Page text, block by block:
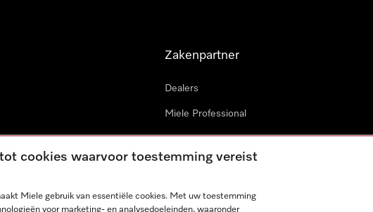
Zakenpartner
Dealers
Miele Professional
Miele in projecten
Miele Marine
cookies waarvoor toestemming vereist
Miele gebruik van essentiële cookies. Met uw toestemming
voor marketing- en analysedoeleinden, waaronder